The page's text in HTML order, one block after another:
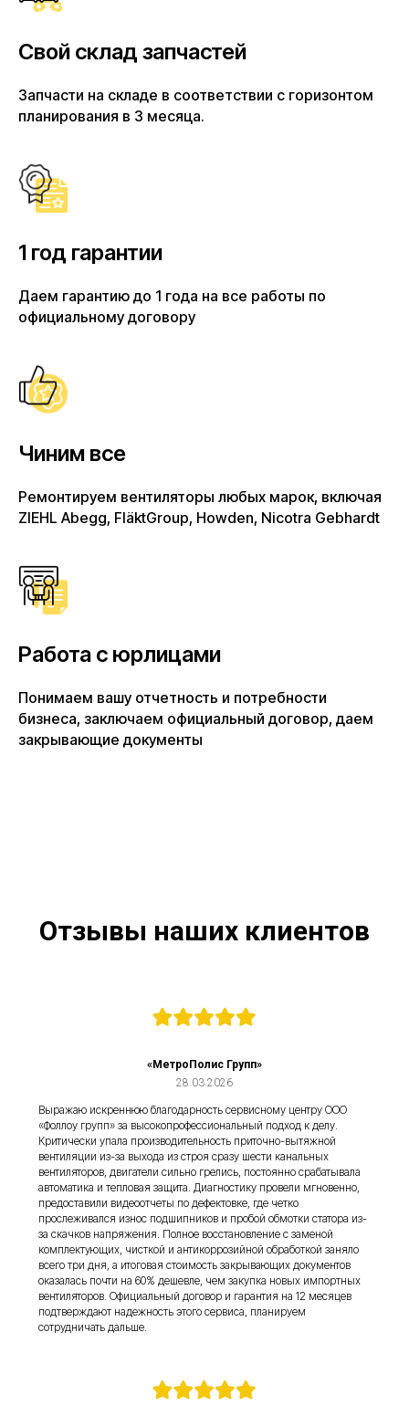
Свой склад запчастей
Запчасти на складе в соответствии с горизонтом
планирования в 3 месяца.
1 год гарантии
Даем гарантию до 1 года на все работы по
официальному договору
Чиним все
Ремонтируем вентиляторы любых марок, включая
ZIEHL Abegg, FläktGroup, Howden, Nicotra Gebhardt
Работа с юрлицами
Понимаем вашу отчетность и потребности
бизнеса, заключаем официальный договор, даем
закрывающие документы
Отзывы наших клиентов
«МетроПолис Групп»
28.03.2026
Выражаю искреннюю благодарность сервисному центру ООО
«Фоллоу групп» за высокопрофессиональный подход к делу.
Критически упала производительность приточно-вытяжной
вентиляции из-за выхода из строя сразу шести канальных
вентиляторов, двигатели сильно грелись, постоянно срабатывала
автоматика и тепловая защита. Диагностику провели мгновенно,
предоставили видеоотчеты по дефектовке, где четко
прослеживался износ подшипников и пробой обмотки статора из-
за скачков напряжения. Полное восстановление с заменой
комплектующих, чисткой и антикоррозийной обработкой заняло
всего три дня, а итоговая стоимость закрывающих документов
оказалась почти на 60% дешевле, чем закупка новых импортных
вентиляторов. Официальный договор и гарантия на 12 месяцев
подтверждают надежность этого сервиса, планируем
сотрудничать дальше.